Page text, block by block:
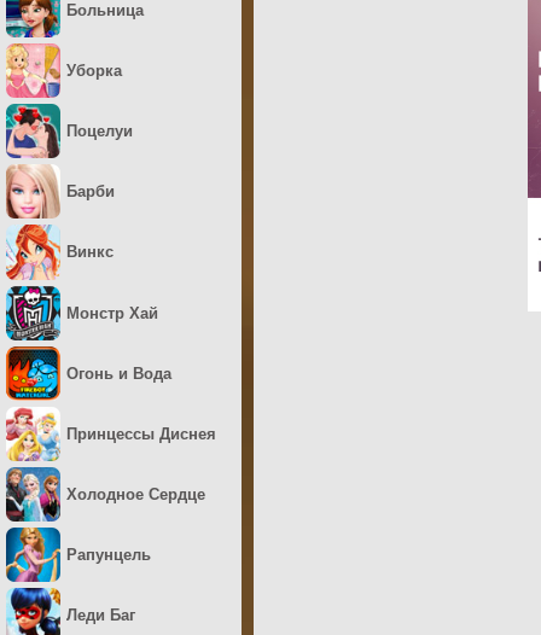
Больница
Уборка
Поцелуи
Барби
Винкс
Монстр Хай
Огонь и Вода
Принцессы Диснея
Холодное Сердце
Рапунцель
Леди Баг